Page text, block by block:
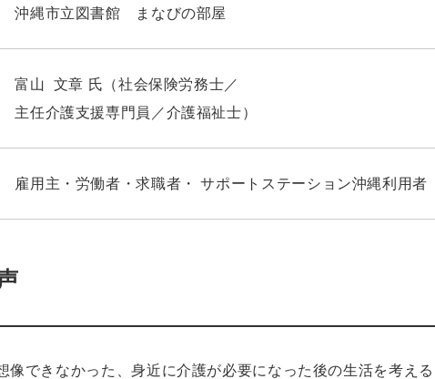
沖縄市立図書館 まなびの部屋
富山 文章 氏（社会保険労務士／
主任介護支援専門員／介護福祉士）
雇用主・労働者・求職者・ サポートステーション沖縄利用者
像できなかった、身近に介護が必要になった後の生活を考え